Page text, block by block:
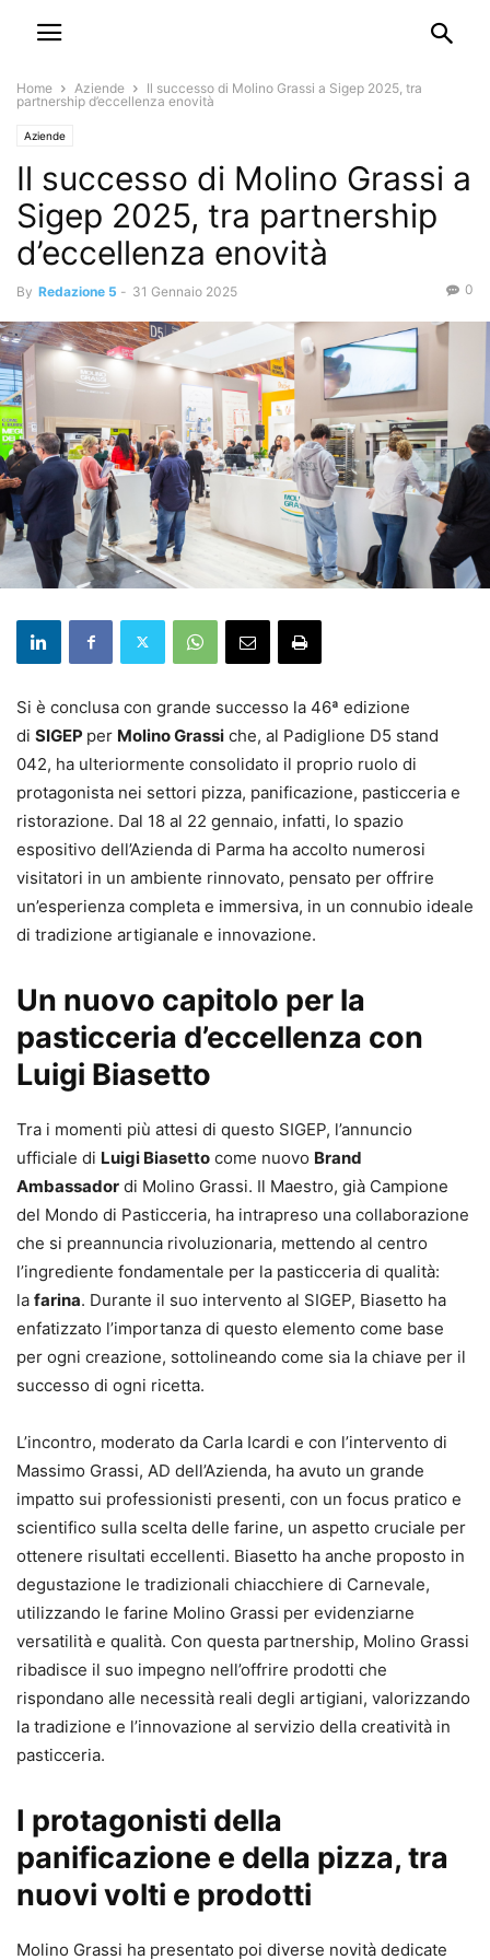
Home Aziende
Il successo di Molino Grassi a Sigep 2025, tra
partnership d’eccellenza enovità
Aziende
Il successo di Molino Grassi a
Sigep 2025, tra partnership
d’eccellenza enovità
By Redazione 5 - 31 Gennaio 2025 0
Si è conclusa con grande successo la 46ª edizione
di SIGEP per Molino Grassi che, al Padiglione D5 stand
042, ha ulteriormente consolidato il proprio ruolo di
protagonista nei settori pizza, panificazione, pasticceria e
ristorazione. Dal 18 al 22 gennaio, infatti, lo spazio
espositivo dell’Azienda di Parma ha accolto numerosi
visitatori in un ambiente rinnovato, pensato per offrire
un’esperienza completa e immersiva, in un connubio ideale
di tradizione artigianale e innovazione.
Un nuovo capitolo per la
pasticceria d’eccellenza con
Luigi Biasetto
Tra i momenti più attesi di questo SIGEP, l’annuncio
ufficiale di Luigi Biasetto come nuovo Brand
Ambassador di Molino Grassi. Il Maestro, già Campione
del Mondo di Pasticceria, ha intrapreso una collaborazione
che si preannuncia rivoluzionaria, mettendo al centro
l’ingrediente fondamentale per la pasticceria di qualità:
la farina. Durante il suo intervento al SIGEP, Biasetto ha
enfatizzato l’importanza di questo elemento come base
per ogni creazione, sottolineando come sia la chiave per il
successo di ogni ricetta.
L’incontro, moderato da Carla Icardi e con l’intervento di
Massimo Grassi, AD dell’Azienda, ha avuto un grande
impatto sui professionisti presenti, con un focus pratico e
scientifico sulla scelta delle farine, un aspetto cruciale per
ottenere risultati eccellenti. Biasetto ha anche proposto in
degustazione le tradizionali chiacchiere di Carnevale,
utilizzando le farine Molino Grassi per evidenziarne
versatilità e qualità. Con questa partnership, Molino Grassi
ribadisce il suo impegno nell’offrire prodotti che
rispondano alle necessità reali degli artigiani, valorizzando
la tradizione e l’innovazione al servizio della creatività in
pasticceria.
I protagonisti della
panificazione e della pizza, tra
nuovi volti e prodotti
Molino Grassi ha presentato poi diverse novità dedicate